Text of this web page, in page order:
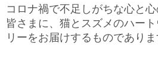
コロナ禍で不足しがちな心と
皆さまに、猫とスズメのハー
リーをお届けするものでありま